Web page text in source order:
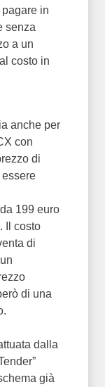
in
senza
a un
costo in
anche per
con
di
essere
199 euro
Il costo
di
di una
dalla
già